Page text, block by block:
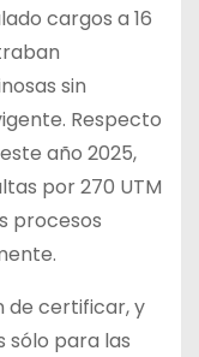
cargos a 16
sin
Respecto
año 2025,
por 270 UTM
procesos
de certificar, y
sólo para las